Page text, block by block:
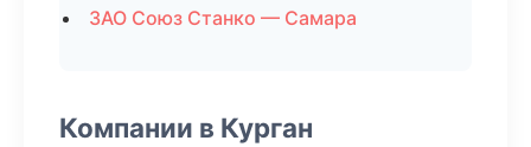
ЗАО Союз Станко — Самара
Компании в Курган